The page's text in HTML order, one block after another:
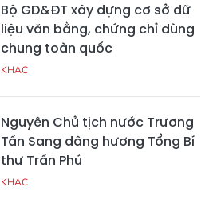
Bộ GD&ĐT xây dựng cơ sở dữ
liệu văn bằng, chứng chỉ dùng
chung toàn quốc
KHAC
Nguyên Chủ tịch nước Trương
Tấn Sang dâng hương Tổng Bí
thư Trần Phú
KHAC